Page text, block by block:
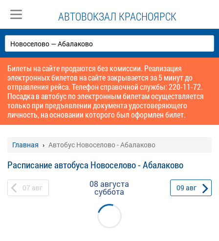
АВТОВОКЗАЛ КРАСНОЯРСК
Билеты на сайте продаются без комиссии. Реализация
электронных билетов на сайте закрывается за 5 минут до
отправления рейса. Телефон справочной службы: 220-11-72.
Посадка в автобус по электронным билетам осуществляется
только при предъявлении документа удостоверяющего
личность, на основании которого был оформлен билет.
Главная Автобус Новоселово - Абалаково
Расписание автобуса Новоселово - Абалаково
07 авг 08 августа
суббота 09 авг